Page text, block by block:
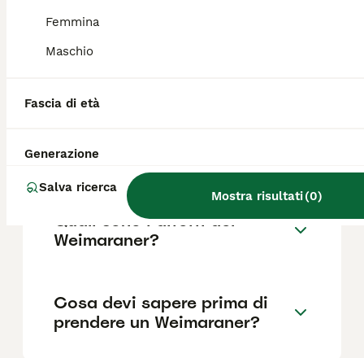
Femmina
Maschio
Fascia di età
Generazione
Salva ricerca
Mostra risultati(0)
Quanto dura la vita di un
Weimaraner?
Quali sono i difetti del
Weimaraner?
Cosa devi sapere prima di
prendere un Weimaraner?